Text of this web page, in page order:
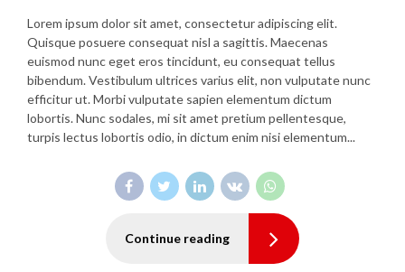
Lorem ipsum dolor sit amet, consectetur adipiscing elit.
Quisque posuere consequat nisl a sagittis. Maecenas
euismod nunc eget eros tincidunt, eu consequat tellus
bibendum. Vestibulum ultrices varius elit, non vulputate nunc
efficitur ut. Morbi vulputate sapien elementum dictum
lobortis. Nunc sodales, mi sit amet pretium pellentesque,
turpis lectus lobortis odio, in dictum enim nisi elementum...
Continue reading